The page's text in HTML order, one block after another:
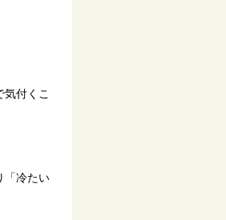
付くこ
「冷たい